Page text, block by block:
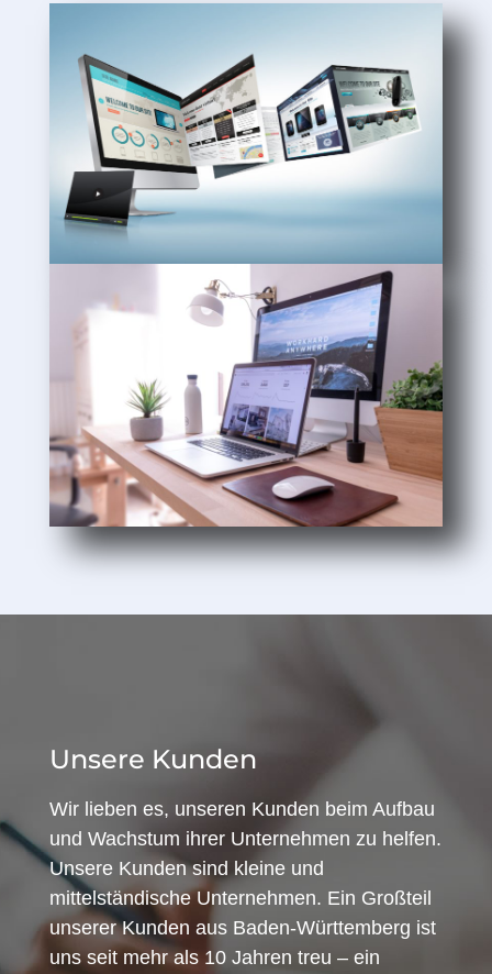
Unsere Kunden
Wir lieben es, unseren Kunden beim Aufbau
und Wachstum ihrer Unternehmen zu helfen.
Unsere Kunden sind kleine und
mittelständische Unternehmen. Ein Großteil
unserer Kunden aus Baden-Württemberg ist
uns seit mehr als 10 Jahren treu – ein